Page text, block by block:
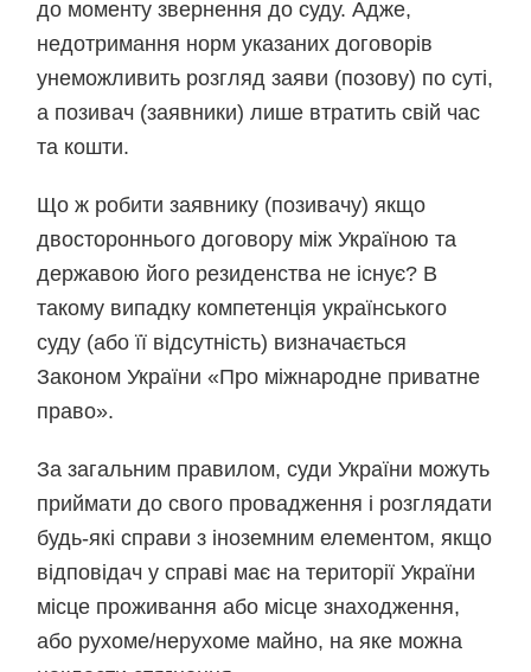
до моменту звернення до суду. Адже,
недотримання норм указаних договорів
унеможливить розгляд заяви (позову) по суті,
а позивач (заявники) лише втратить свій час
та кошти.
Що ж робити заявнику (позивачу) якщо
двостороннього договору між Україною та
державою його резиденства не існує? В
такому випадку компетенція українського
суду (або її відсутність) визначається
Законом України «Про міжнародне приватне
право».
За загальним правилом, суди України можуть
приймати до свого провадження і розглядати
будь-які справи з іноземним елементом, якщо
відповідач у справі має на території України
місце проживання або місце знаходження,
або рухоме/нерухоме майно, на яке можна